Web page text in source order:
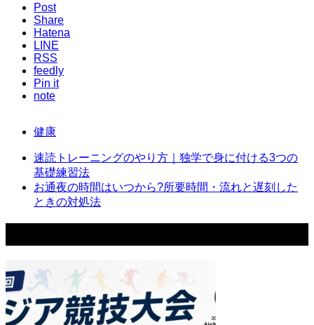
Post
Share
Hatena
LINE
RSS
feedly
Pin it
note
健康
速読トレーニングのやり方｜独学で身に付ける3つの
基礎練習法
お通夜の時間はいつから?所要時間・流れと遅刻した
ときの対処法